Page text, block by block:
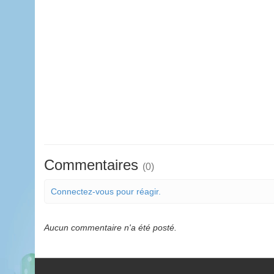
Commentaires (0)
Connectez-vous pour réagir.
Aucun commentaire n'a été posté.